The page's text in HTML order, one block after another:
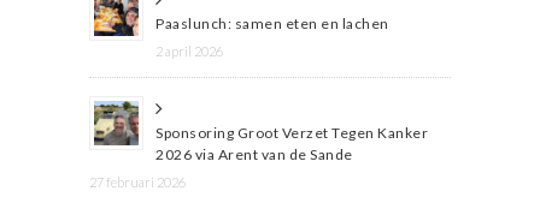
Paaslunch: samen eten en lachen
2 april 2026
Sponsoring Groot Verzet Tegen Kanker
2026 via Arent van de Sande
27 februari 2026